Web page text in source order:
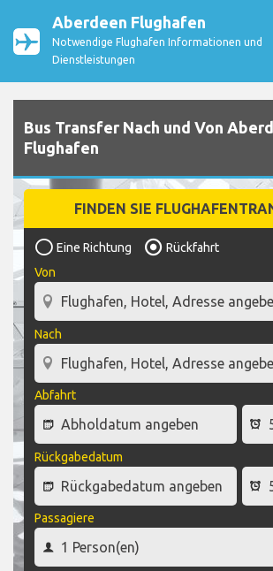
Aberdeen Flughafen
Notwendige Flughafen Informationen und
Dienstleistungen
Bus Transfer Nach und Von
Flughafen
FINDEN SIE
Eine Richtung
Rückfahrt
Von
Nach
Abfahrt
Rückgabedatum
Passagiere